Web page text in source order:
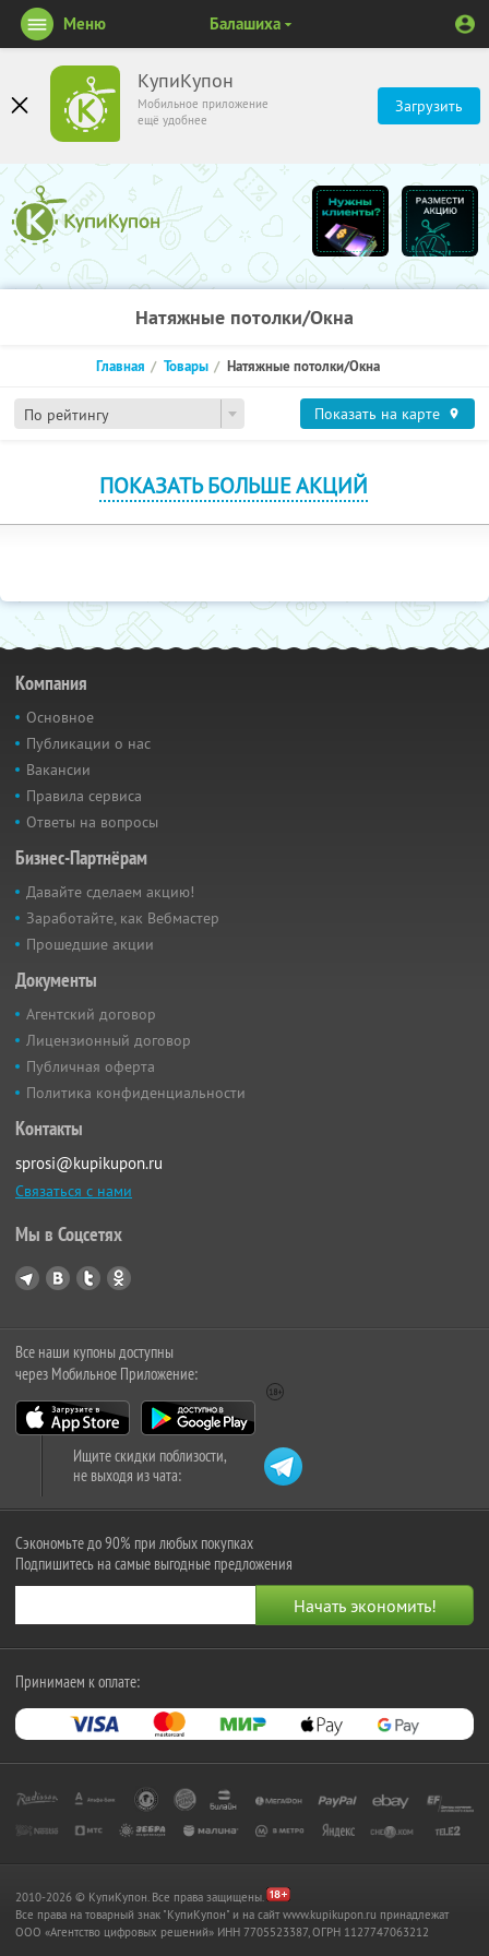
КупиКупон
Мобильное приложение
ещё удобнее
Загрузить
Меню Балашиха
Натяжные потолки/Окна
По рейтингу
Главная Товары Натяжные потолки/Окна
Показать на карте
ПОКАЗАТЬ БОЛЬШЕ АКЦИЙ
Компания
Основное
Публикации о нас
Вакансии
Правила сервиса
Ответы на вопросы
Бизнес-Партнёрам
Давайте сделаем акцию!
Заработайте, как Вебмастер
Прошедшие акции
Документы
Агентский договор
Лицензионный договор
Публичная оферта
Политика конфиденциальности
Контакты
sprosi@kupikupon.ru
Связаться с нами
Мы в Соцсетях
Все наши купоны доступны
через Мобильное Приложение:
Ищите скидки поблизости,
не выходя из чата:
Сэкономьте до 90% при любых покупках
Подпишитесь на самые выгодные предложения
Принимаем к оплате:
2010-2026 © КупиКупон. Все права защищены.
Все права на товарный знак "КупиКупон" и на сайт www.kupikupon.ru принадлежат
OOO «Агентство цифровых решений» ИНН 7705523387, ОГРН 1127747063212